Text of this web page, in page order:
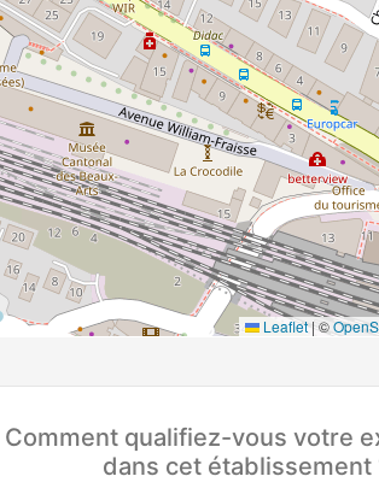
Leaflet |©
Comment qualifiez-vous votre
dans cet établissement